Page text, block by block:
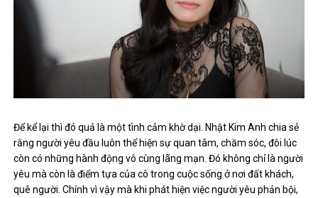
Để kể lại thì đó quả là một tình cảm khờ dại. Nhật Kim Anh chia sẻ
rằng người yêu đầu luôn thể hiện sự quan tâm, chăm sóc, đôi lúc
còn có những hành động vô cùng lãng mạn. Đó không chỉ là người
yêu mà còn là điểm tựa của cô trong cuộc sống ở nơi đất khách,
quê người. Chính vì vậy mà khi phát hiện việc người yêu phản bội,